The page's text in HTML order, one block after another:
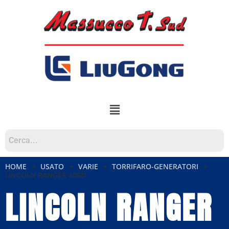
HOME USATO VARIE
TORRIFARO-GENERATORI
LINCOLN RANGER 405D
LINCOLN RANGER